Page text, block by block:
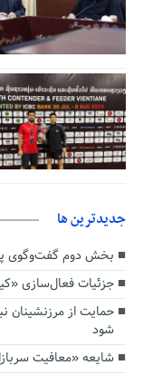
جديدترين ها
بخش دوم گفت‌وگوی
جزئیات فعال‌سازی
حمایت از مرزنشینان
شود
شایعه «معافیت